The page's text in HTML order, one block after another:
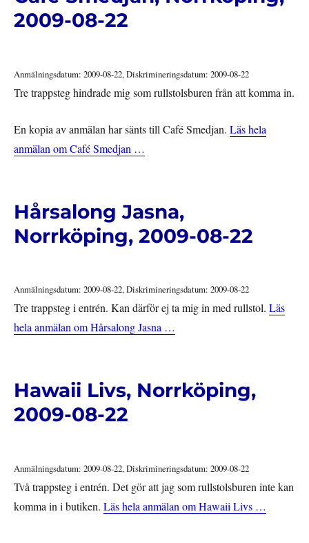
2009-08-22
Anmälningsdatum: 2009-08-22, Diskrimineringsdatum: 2009-08-22
Tre trappsteg hindrade mig som rullstolsburen från att komma in.
En kopia av anmälan har sänts till Café Smedjan.Läs hela
anmälan om Café Smedjan …
Hårsalong Jasna,
Norrköping, 2009-08-22
Anmälningsdatum: 2009-08-22, Diskrimineringsdatum: 2009-08-22
Tre trappsteg i entrén. Kan därför ej ta mig in med rullstol.Läs
hela anmälan om Hårsalong Jasna …
Hawaii Livs, Norrköping,
2009-08-22
Anmälningsdatum: 2009-08-22, Diskrimineringsdatum: 2009-08-22
Två trappsteg i entrén. Det gör att jag som rullstolsburen inte kan
komma in i butiken.Läs hela anmälan om Hawaii Livs …